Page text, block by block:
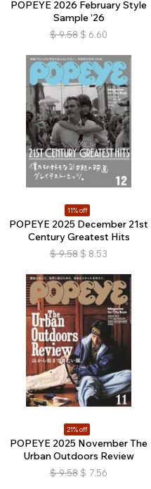
POPEYE 2026 February Style
Sample ’26
$ 9.58 $ 6.60
11% off
POPEYE 2025 December 21st
Century Greatest Hits
$ 9.58 $ 8.53
21% off
POPEYE 2025 November The
Urban Outdoors Review
$ 9.58 $ 7.56